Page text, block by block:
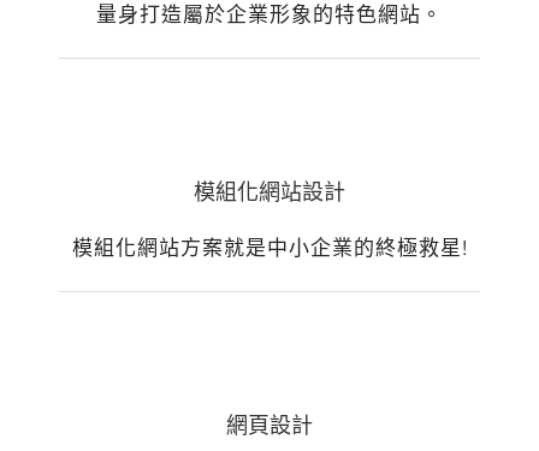
量身打造屬於企業形象的特色網站。
模組化網站設計
模組化網站方案就是中小企業的終極救星!
網頁設計